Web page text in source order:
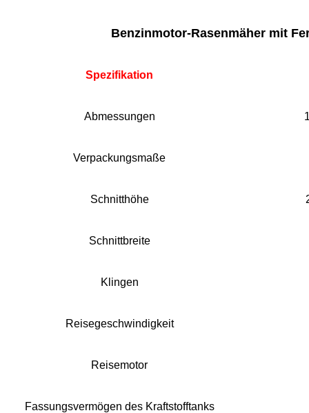
Benzinmotor-Rasenmäher mit
Spezifikation
Abmessungen
Verpackungsmaße
Schnitthöhe
Schnittbreite
Klingen
Reisegeschwindigkeit
Reisemotor
Fassungsvermögen des Kraftstofftanks